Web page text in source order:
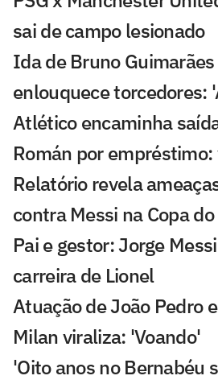
sai de campo lesionado
Ida de Bruno
enlouquece torcedores:
Atlético encaminha
Román por
Relatório revela
contra Messi na Copa
Pai e gestor: Jorge
carreira de Lionel
Atuação de João Pedro
Milan viraliza: 'Voando'
'Oito anos no Bernabéu